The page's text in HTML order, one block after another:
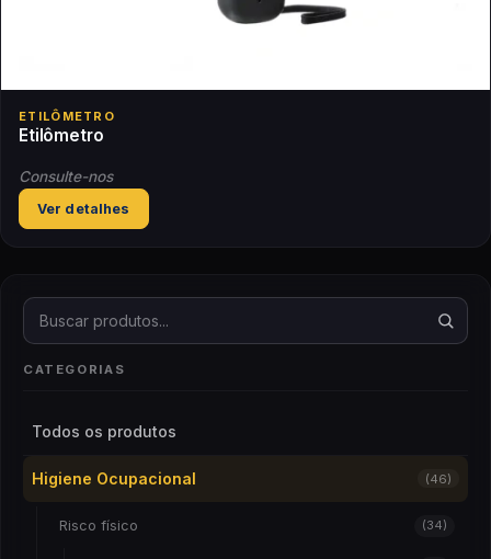
Buscar produtos
CATEGORIAS
Todos os produtos
Higiene Ocupacional (46)
Risco físico (34)
ETILÔMETRO
Etilômetro
Consulte-nos
Ver detalhes